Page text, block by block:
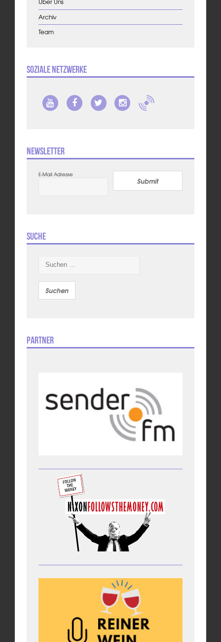
Archiv
Team
Soziale Netzwerke
Newsletter
E-Mail Adresse
Submit
Suche
nach:
Partner